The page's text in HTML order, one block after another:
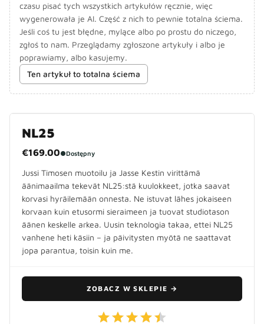
czasu pisać tych wszystkich artykułów ręcznie, więc
wygenerowała je AI. Część z nich to pewnie totalna ściema.
Jeśli coś tu jest błędne, mylące albo po prostu do niczego,
zgłoś to nam. Przeglądamy zgłoszone artykuły i albo je
poprawiamy, albo kasujemy.
Ten artykuł to totalna ściema
NL25
€169.00●Dostępny
Jussi Timosen muotoilu ja Jasse Kestin virittämä
äänimaailma tekevät NL25:stä kuulokkeet, jotka saavat
korvasi hyräilemään onnesta. Ne istuvat lähes jokaiseen
korvaan kuin etusormi sieraimeen ja tuovat studiotason
äänen keskelle arkea. Uusin teknologia takaa, ettei NL25
vanhene heti käsiin – ja päivitysten myötä ne saattavat
jopa parantua, toisin kuin me.
ZOBACZ W SKLEPIE →